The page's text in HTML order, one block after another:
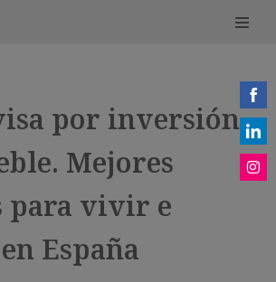
por inversión
Mejores
para vivir e
España
Share
on
Share
on